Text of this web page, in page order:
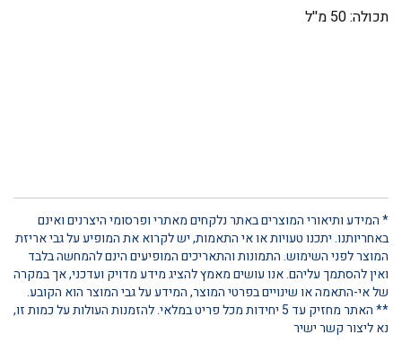
תכולה: 50 מ''ל
* המידע ותיאורי המוצרים באתר נלקחים מאתרי ופרסומי היצרנים ואינם
באחריותנו. יתכנו טעויות או אי התאמות, יש לקרוא את המופיע על גבי אריזת
המוצר לפני השימוש. התמונות והתאריכים המופיעים הינם להמחשה בלבד
ואין להסתמך עליהם. אנו עושים מאמץ להציג מידע מדויק ועדכני, אך במקרה
של אי-התאמה או שינויים בפרטי המוצר, המידע על גבי המוצר הוא הקובע.
** האתר מחזיק עד 5 יחידות מכל פריט במלאי. להזמנות העולות על כמות זו,
נא ליצור קשר ישיר